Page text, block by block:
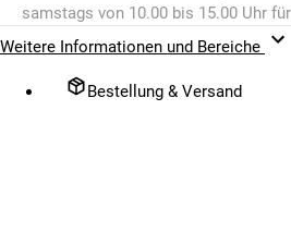
samstags von 10.00 bis 15.00 Uhr
Weitere Informationen und Bereiche
Bestellung & Versand